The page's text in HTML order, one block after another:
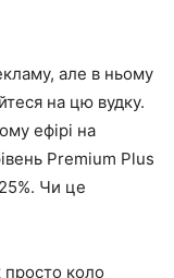
але в ньому
на цю вудку.
ефірі на
Premium Plus
Чи це
коло